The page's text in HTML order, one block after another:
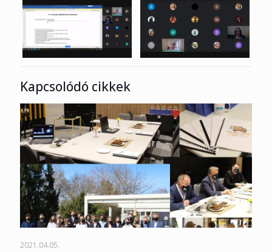
Kapcsolódó cikkek
2021.04.05.